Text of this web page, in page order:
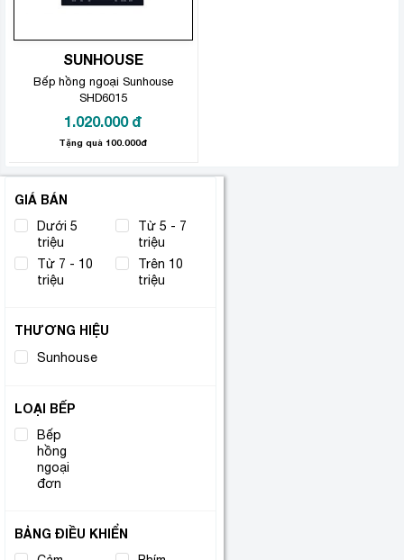
SUNHOUSE
Bếp hồng ngoại Sunhouse
SHD6015
1.020.000 đ
Tặng quà 100.000đ
GIÁ BÁN
Dưới 5
triệu
Từ 5 - 7
triệu
Từ 7 - 10
triệu
Trên 10
triệu
THƯƠNG HIỆU
Sunhouse
LOẠI BẾP
Bếp
hồng
ngoại
đơn
BẢNG ĐIỀU KHIỂN